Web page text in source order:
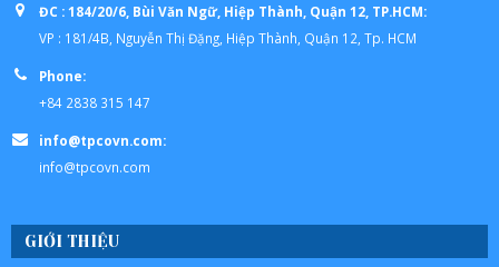
ĐC : 184/20/6, Bùi Văn Ngữ, Hiệp Thành, Quận 12, TP.HCM:
VP : 181/4B, Nguyễn Thị Đặng, Hiệp Thành, Quận 12, Tp. HCM
Phone:
+84 2838 315 147
info@tpcovn.com:
info@tpcovn.com
GIỚI THIỆU